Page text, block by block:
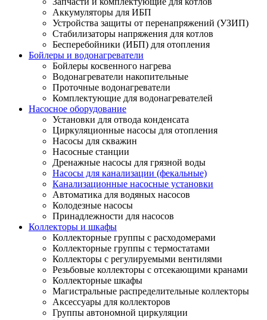
Аккумуляторы для ИБП
Устройства защиты от перенапряжений (УЗИП)
Стабилизаторы напряжения для котлов
Бесперебойники (ИБП) для отопления
Бойлеры и водонагреватели
Бойлеры косвенного нагрева
Водонагреватели накопительные
Проточные водонагреватели
Комплектующие для водонагревателей
Насосное оборудование
Установки для отвода конденсата
Циркуляционные насосы для отопления
Насосы для скважин
Насосные станции
Дренажные насосы для грязной воды
Насосы для канализации (фекальные)
Канализационные насосные установки
Автоматика для водяных насосов
Колодезные насосы
Принадлежности для насосов
Коллекторы и шкафы
Коллекторные группы с расходомерами
Коллекторные группы с термостатами
Коллекторы с регулируемыми вентилями
Резьбовые коллекторы с отсекающими кранами
Коллекторные шкафы
Магистральные распределительные коллекторы
Аксессуары для коллекторов
Группы автономной циркуляции